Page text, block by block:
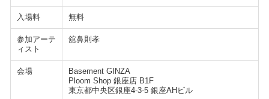
入場料 無料
参加アーテ
ィスト
舘鼻則孝
会場
Basement GINZA
Ploom Shop 銀座店 B1F
東京都中央区銀座4-3-5 銀座AHビル